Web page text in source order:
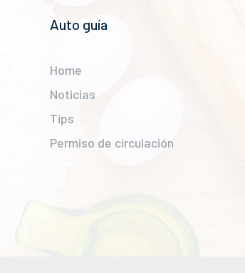
Auto guía
Home
Noticias
Tips
Permiso de circulación